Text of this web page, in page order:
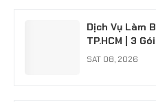
Dịch Vụ Làm
TP.HCM | 3
SAT 08, 2026